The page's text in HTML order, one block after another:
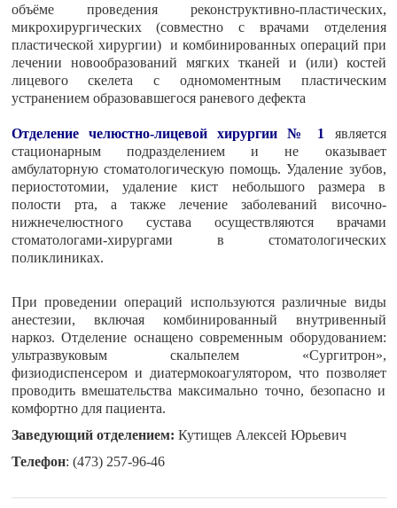
объёме проведения реконструктивно-пластических,
микрохирургических (совместно с врачами отделения
пластической хирургии) и комбинированных операций при
лечении новообразований мягких тканей и (или) костей
лицевого скелета с одномоментным пластическим
устранением образовавшегося раневого дефекта
Отделение челюстно-лицевой хирургии № 1
является
стационарным подразделением и не оказывает
амбулаторную стоматологическую помощь. Удаление зубов,
периостотомии, удаление кист небольшого размера в
полости рта, а также лечение заболеваний височно-
нижнечелюстного сустава осуществляются врачами
стоматологами-хирургами в стоматологических
поликлиниках.
При проведении операций используются различные виды
анестезии, включая комбинированный внутривенный
наркоз. Отделение оснащено современным оборудованием:
ультразвуковым скальпелем «Сургитрон»,
физиодиспенсером и диатермокоагулятором, что позволяет
проводить вмешательства максимально точно, безопасно и
комфортно для пациента.
Заведующий отделением: Кутищев Алексей Юрьевич
Телефон: (473) 257-96-46